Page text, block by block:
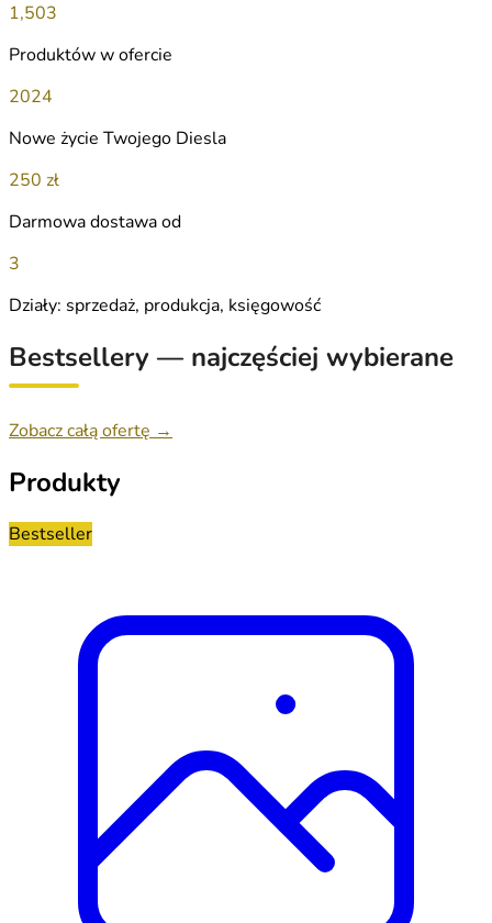
1,503
Produktów w ofercie
2024
Nowe życie Twojego Diesla
250 zł
Darmowa dostawa od
3
Działy: sprzedaż, produkcja, księgowość
Bestsellery — najczęściej wybierane
Zobacz całą ofertę →
Produkty
Bestseller